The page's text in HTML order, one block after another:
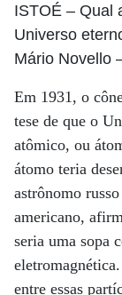
ISTOÉ – Qual
Universo
Mário Novello
Em 1931, o
tese de que o
atômico, ou
átomo teria
astrônomo
americano,
seria uma sopa
entre essas